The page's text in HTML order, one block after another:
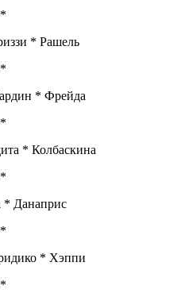
*
* Рашель
*
* Фрейда
*
* Колбаскина
*
* Данаприс
*
* Хэппи
*